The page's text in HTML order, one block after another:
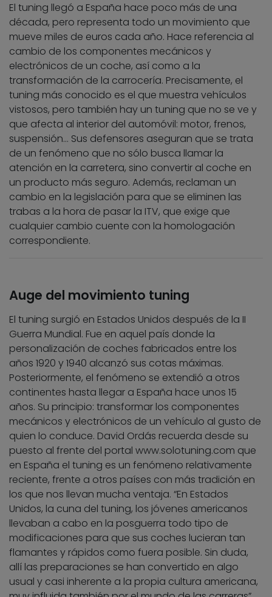
El tuning llegó a España hace poco más de una
década, pero representa todo un movimiento que
mueve miles de euros cada año. Hace referencia al
cambio de los componentes mecánicos y
electrónicos de un coche, así como a la
transformación de la carrocería. Precisamente, el
tuning más conocido es el que muestra vehículos
vistosos, pero también hay un tuning que no se ve y
que afecta al interior del automóvil: motor, frenos,
suspensión… Sus defensores aseguran que se trata
de un fenómeno que no sólo busca llamar la
atención en la carretera, sino convertir al coche en
un producto más seguro. Además, reclaman un
cambio en la legislación para que se eliminen las
trabas a la hora de pasar la ITV, que exige que
cualquier cambio cuente con la homologación
correspondiente.
Auge del movimiento tuning
El tuning surgió en Estados Unidos después de la II
Guerra Mundial. Fue en aquel país donde la
personalización de coches fabricados entre los
años 1920 y 1940 alcanzó sus cotas máximas.
Posteriormente, el fenómeno se extendió a otros
continentes hasta llegar a España hace unos 15
años. Su principio: transformar los componentes
mecánicos y electrónicos de un vehículo al gusto de
quien lo conduce. David Ordás recuerda desde su
puesto al frente del portal www.solotuning.com que
en España el tuning es un fenómeno relativamente
reciente, frente a otros países con más tradición en
los que nos llevan mucha ventaja. “En Estados
Unidos, la cuna del tuning, los jóvenes americanos
llevaban a cabo en la posguerra todo tipo de
modificaciones para que sus coches lucieran tan
flamantes y rápidos como fuera posible. Sin duda,
allí las preparaciones se han convertido en algo
usual y casi inherente a la propia cultura americana,